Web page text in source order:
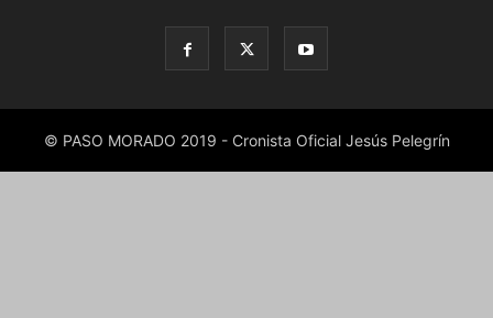
© PASO MORADO 2019 - Cronista Oficial Jesús Pelegrín